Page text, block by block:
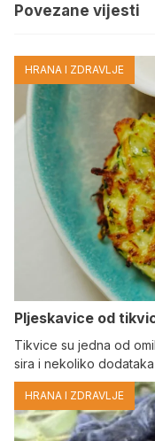
Povezane vijesti
HRANA I ZDRAVLJE
Pljeskavice od
Tikvice su jedna od
sira i nekoliko
HRANA I ZDRAVLJE